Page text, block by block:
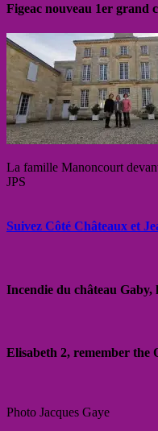
Figeac nouveau 1er grand
La famille Manoncourt
JPS
Suivez Côté Châteaux et
Incendie du château
Elisabeth 2, remember the
Photo Jacques Gaye